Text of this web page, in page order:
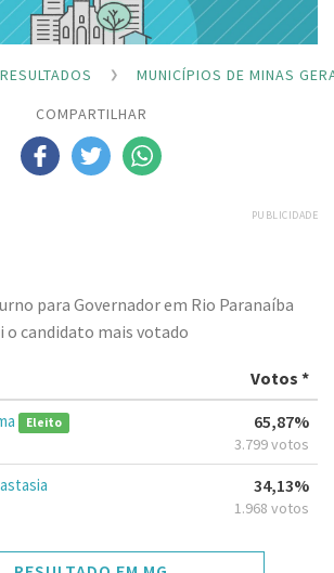
RESULTADOS
MUNICÍPIOS DE MINAS
COMPARTILHAR
PUBLICIDADE
para Governador em Rio Paranaíba
o candidato mais votado
Votos *
Eleito 65,87%
3.799 votos
34,13%
1.968 votos